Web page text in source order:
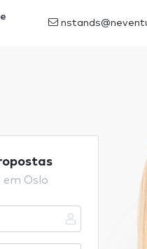
em Oslo